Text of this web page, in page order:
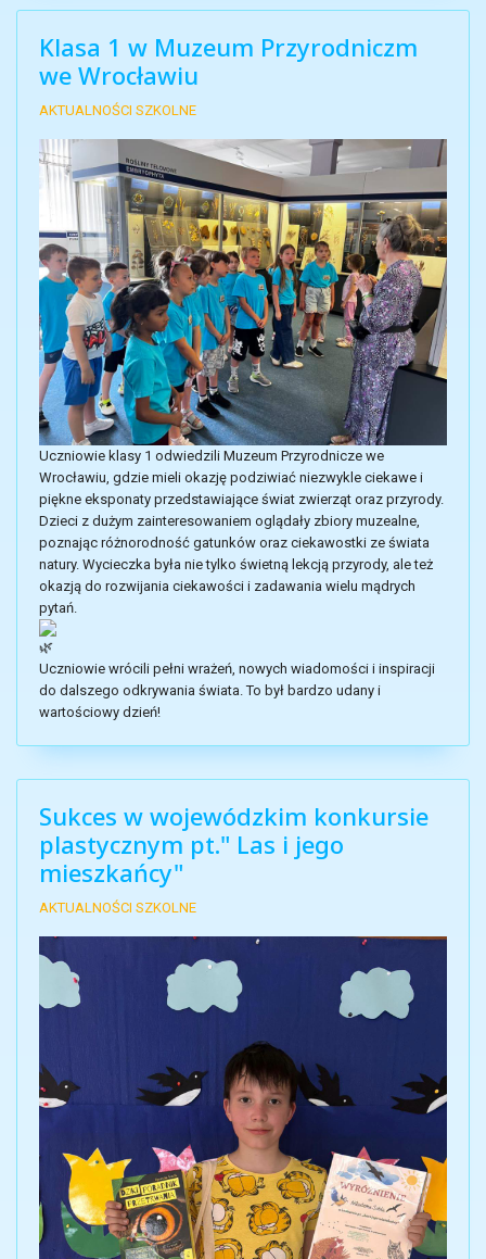
Klasa 1 w Muzeum Przyrodniczm
we Wrocławiu
AKTUALNOŚCI SZKOLNE
Uczniowie klasy 1 odwiedzili Muzeum Przyrodnicze we
Wrocławiu, gdzie mieli okazję podziwiać niezwykle ciekawe i
piękne eksponaty przedstawiające świat zwierząt oraz przyrody.
Dzieci z dużym zainteresowaniem oglądały zbiory muzealne,
poznając różnorodność gatunków oraz ciekawostki ze świata
natury. Wycieczka była nie tylko świetną lekcją przyrody, ale też
okazją do rozwijania ciekawości i zadawania wielu mądrych
pytań.
Uczniowie wrócili pełni wrażeń, nowych wiadomości i inspiracji
do dalszego odkrywania świata. To był bardzo udany i
wartościowy dzień!
Sukces w wojewódzkim konkursie
plastycznym pt." Las i jego
mieszkańcy"
AKTUALNOŚCI SZKOLNE